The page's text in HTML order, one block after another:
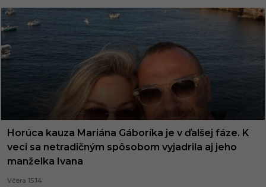
Horúca kauza Mariána Gáboríka je v ďalšej fáze. K
veci sa netradičným spôsobom vyjadrila aj jeho
manželka Ivana
Včera 15:14